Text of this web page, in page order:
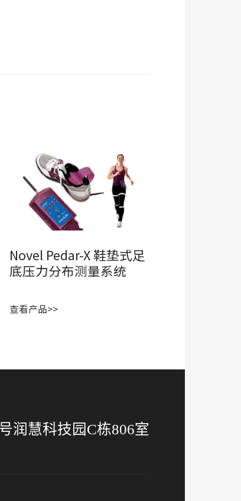
Novel Pedar-X 鞋垫式足
底压力分布测量系统
查看产品>>
润慧科技园C栋806室